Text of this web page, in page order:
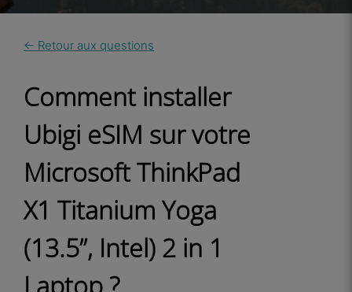
← Retour aux questions
Comment installer
Ubigi eSIM sur votre
Microsoft ThinkPad
X1 Titanium Yoga
(13.5”, Intel) 2 in 1